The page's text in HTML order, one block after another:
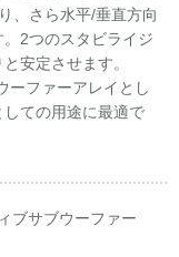
、さら水平/垂直方向
2つのスタビライジ
安定させます。
ーファーアレイとし
ての用途に最適で
ブサブウーファー